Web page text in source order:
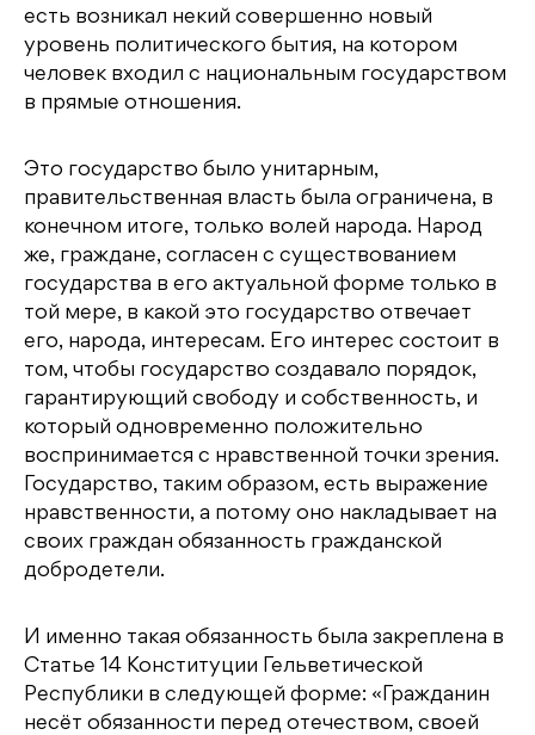
есть возникал некий совершенно новый
уровень политического бытия, на котором
человек входил с национальным государством
в прямые отношения.
Это государство было унитарным,
правительственная власть была ограничена, в
конечном итоге, только волей народа. Народ
же, граждане, согласен с существованием
государства в его актуальной форме только в
той мере, в какой это государство отвечает
его, народа, интересам. Его интерес состоит в
том, чтобы государство создавало порядок,
гарантирующий свободу и собственность, и
который одновременно положительно
воспринимается с нравственной точки зрения.
Государство, таким образом, есть выражение
нравственности, а потому оно накладывает на
своих граждан обязанность гражданской
добродетели.
И именно такая обязанность была закреплена в
Статье 14 Конституции Гельветической
Республики в следующей форме: «Гражданин
несёт обязанности перед отечеством, своей